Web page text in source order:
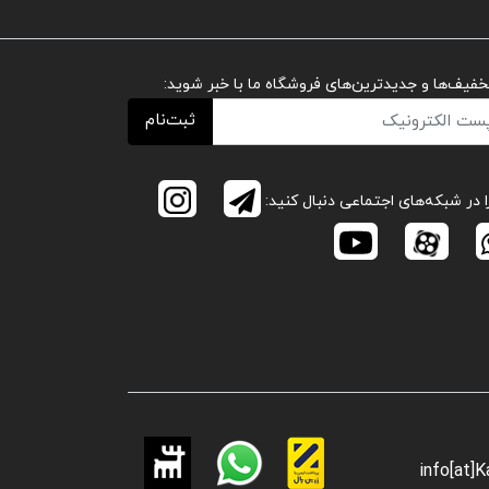
و جدیدترین‌های فروشگاه ما با خبر شوید:
ثبت‌نام
در شبکه‌های اجتماعی دنبال کنید: